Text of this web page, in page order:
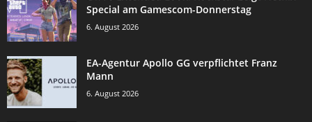
Special am Gamescom-Donnerstag
6. August 2026
EA-Agentur Apollo GG verpflichtet Franz
Mann
6. August 2026